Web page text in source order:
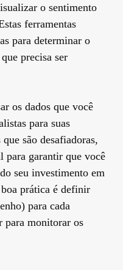
o sentimento
ferramentas
para determinar o
precisa ser
os dados que você
para suas
são desafiadoras,
para garantir que você
seu investimento em
prática é definir
para cada
para monitorar os